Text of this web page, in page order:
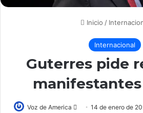
Inicio /
Internacional
Guterres pide
Voz de America 14 de enero de